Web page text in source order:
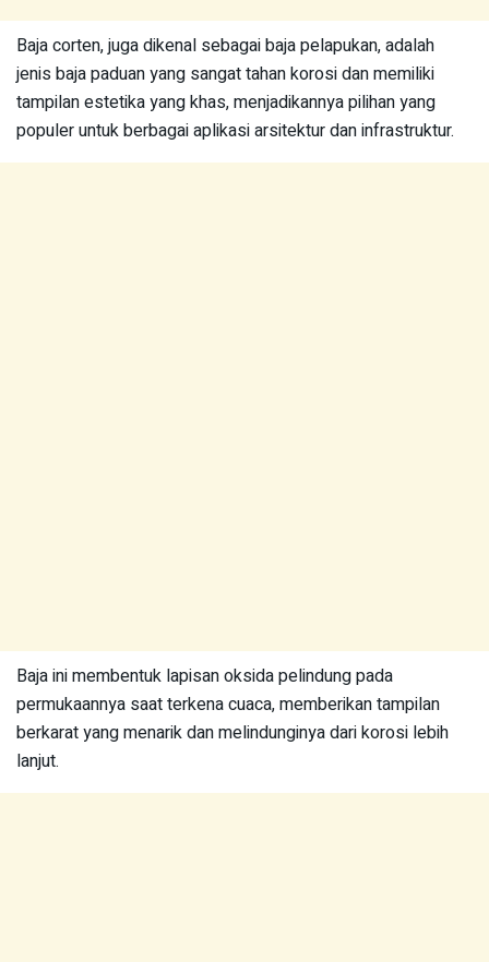
Baja corten, juga dikenal sebagai baja pelapukan, adalah
jenis baja paduan yang sangat tahan korosi dan memiliki
tampilan estetika yang khas, menjadikannya pilihan yang
populer untuk berbagai aplikasi arsitektur dan infrastruktur.
Baja ini membentuk lapisan oksida pelindung pada
permukaannya saat terkena cuaca, memberikan tampilan
berkarat yang menarik dan melindunginya dari korosi lebih
lanjut.